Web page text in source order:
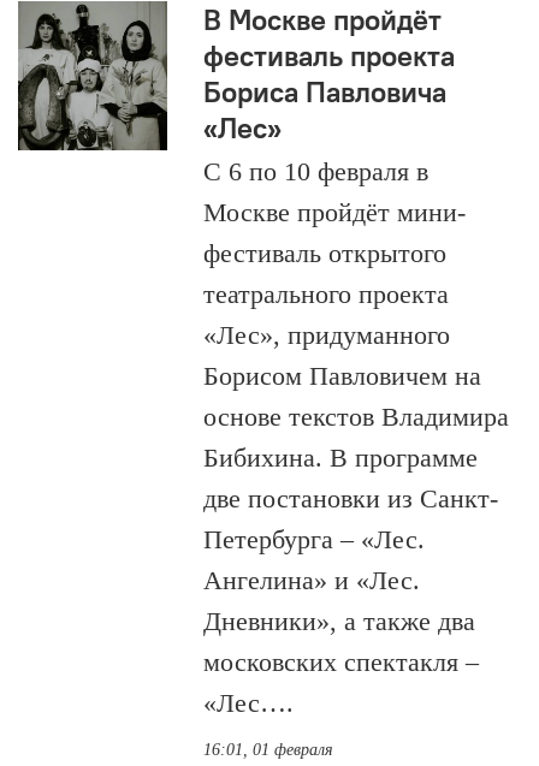
В Москве пройдёт
фестиваль проекта
Бориса Павловича
«Лес»
С 6 по 10 февраля в
Москве пройдёт мини-
фестиваль открытого
театрального проекта
«Лес», придуманного
Борисом Павловичем на
основе текстов Владимира
Бибихина. В программе
две постановки из Санкт-
Петербурга – «Лес.
Ангелина» и «Лес.
Дневники», а также два
московских спектакля –
«Лес….
16:01, 01 февраля